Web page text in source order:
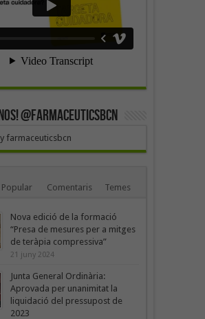
NOS! @farmaceuticsbcn
farmaceuticsbcn
Popular Comentaris Temes
Nova edició de la formació
“Presa de mesures per a mitges
de teràpia compressiva”
21 juny 2024
Junta General Ordinària:
Aprovada per unanimitat la
liquidació del pressupost de
2023